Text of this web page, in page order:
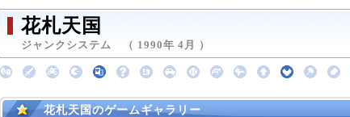
花札天国
ジャンクシステム （ 1990年 4月 ）
花札天国のゲームギャラリー